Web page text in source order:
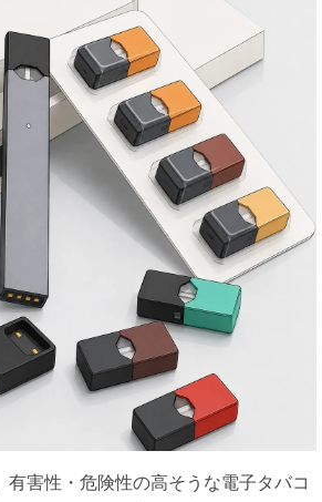
有害性・危険性の高そうな電子タバコ